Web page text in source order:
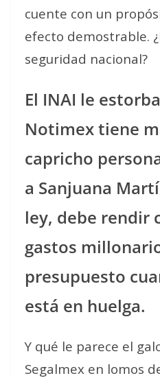
cuente con un
efecto demostrable.
seguridad nacional?
El INAI le
Notimex tiene
capricho
a Sanjuana
ley, debe rendir
gastos
presupuesto
está en huelga.
Y qué le parece el
Segalmex en lomos